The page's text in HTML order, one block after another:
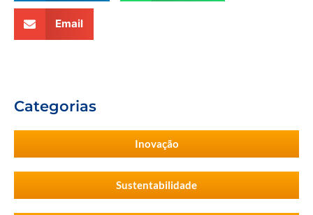
Email
Categorias
Inovação
Sustentabilidade